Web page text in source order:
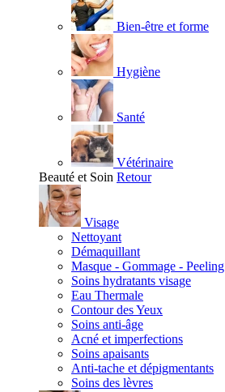
Bien-être et forme
Hygiène
Santé
Vétérinaire
Beauté et Soin Retour
Visage
Nettoyant
Démaquillant
Masque - Gommage - Peeling
Soins hydratants visage
Eau Thermale
Contour des Yeux
Soins anti-âge
Acné et imperfections
Soins apaisants
Anti-tache et dépigmentants
Soins des lèvres